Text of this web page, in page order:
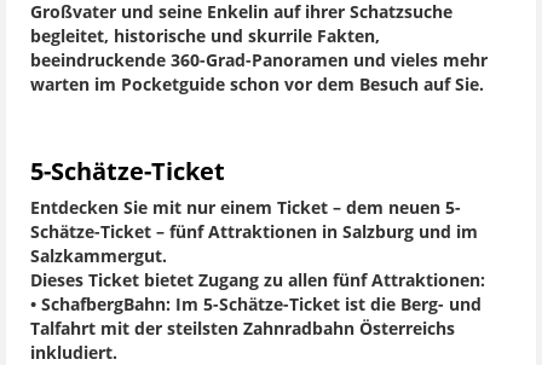
Großvater und seine Enkelin auf ihrer Schatzsuche
begleitet, historische und skurrile Fakten,
beeindruckende 360-Grad-Panoramen und vieles mehr
warten im Pocketguide schon vor dem Besuch auf Sie.
5-Schätze-Ticket
Entdecken Sie mit nur einem Ticket – dem neuen 5-
Schätze-Ticket – fünf Attraktionen in Salzburg und im
Salzkammergut.
Dieses Ticket bietet Zugang zu allen fünf Attraktionen:
• SchafbergBahn: Im 5-Schätze-Ticket ist die Berg- und
Talfahrt mit der steilsten Zahnradbahn Österreichs
inkludiert.